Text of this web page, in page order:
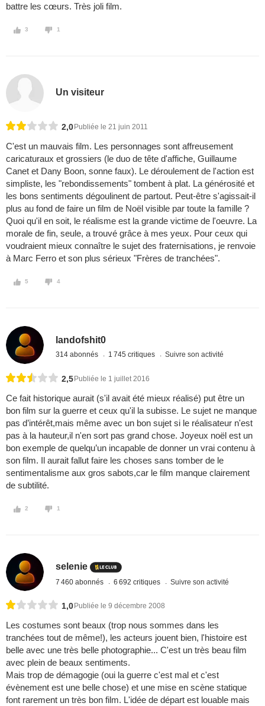
battre les cœurs. Très joli film.
3 1
Un visiteur
2,0 Publiée le 21 juin 2011
C'est un mauvais film. Les personnages sont affreusement
caricaturaux et grossiers (le duo de tête d'affiche, Guillaume
Canet et Dany Boon, sonne faux). Le déroulement de l'action est
simpliste, les "rebondissements" tombent à plat. La générosité et
les bons sentiments dégoulinent de partout. Peut-être s'agissait-il
plus au fond de faire un film de Noël visible par toute la famille ?
Quoi qu'il en soit, le réalisme est la grande victime de l'oeuvre. La
morale de fin, seule, a trouvé grâce à mes yeux. Pour ceux qui
voudraient mieux connaître le sujet des fraternisations, je renvoie
à Marc Ferro et son plus sérieux "Frères de tranchées".
5 4
landofshit0
314 abonnés 1 745 critiques Suivre son activité
2,5 Publiée le 1 juillet 2016
Ce fait historique aurait (s'il avait été mieux réalisé) put être un
bon film sur la guerre et ceux qu'il la subisse. Le sujet ne manque
pas d’intérêt,mais même avec un bon sujet si le réalisateur n'est
pas à la hauteur,il n'en sort pas grand chose. Joyeux noël est un
bon exemple de quelqu’un incapable de donner un vrai contenu à
son film. Il aurait fallut faire les choses sans tomber de le
sentimentalisme aux gros sabots,car le film manque clairement
de subtilité.
2 1
selenie
7 460 abonnés 6 692 critiques Suivre son activité
1,0 Publiée le 9 décembre 2008
Les costumes sont beaux (trop nous sommes dans les
tranchées tout de même!), les acteurs jouent bien, l'histoire est
belle avec une très belle photographie... C'est un très beau film
avec plein de beaux sentiments.
Mais trop de démagogie (oui la guerre c'est mal et c'est
évènement est une belle chose) et une mise en scène statique
font rarement un très bon film. L'idée de départ est louable mais